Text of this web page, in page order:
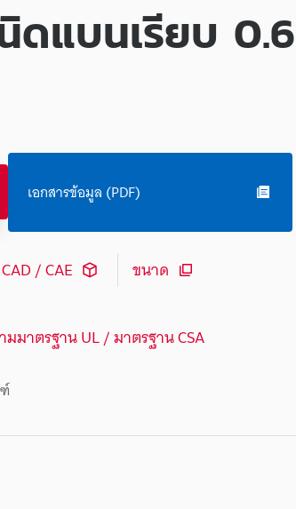
ดแบนเรียบ
เอกสารข้อมูล (PDF)
CAD / CAE ขนาด
มมาตรฐาน UL / มาตรฐาน CSA